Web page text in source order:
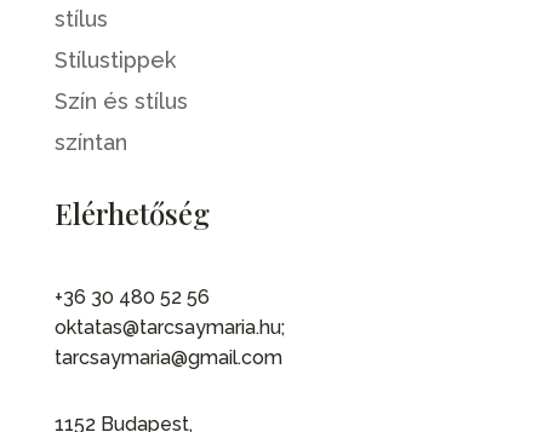
stílus
Stílustippek
Szín és stílus
színtan
Elérhetőség
+36 30 480 52 56
oktatas@tarcsaymaria.hu;
tarcsaymaria@gmail.com
1152 Budapest,